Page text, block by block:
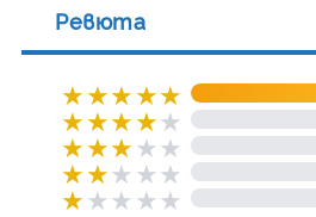
Ревюта
★★★★★
★★★★★
★★★★★
★★★★★
★★★★★